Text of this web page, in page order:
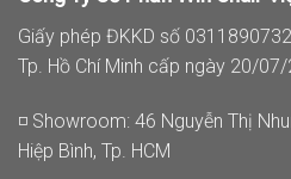
Giấy phép ĐKKD số
Tp. Hồ Chí Minh cấp ngày 20/
◽ Showroom: 46 Nguyễn Thị
Hiệp Bình, Tp. HCM